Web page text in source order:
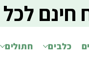
כלבים חתולים
חינם